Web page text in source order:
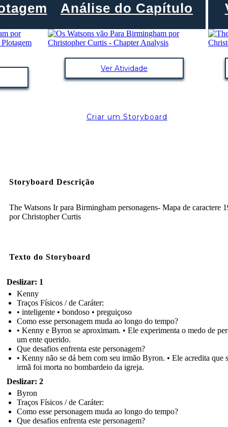
Análise do Capítulo
Ver Atividade
Criar um Storyboard
Storyboard Descrição
The Watsons Ir para Birmingham personagens- Mapa de caractere
por Christopher Curtis
Texto do Storyboard
Deslizar: 1
Kenny
Traços Físicos / de Caráter:
• inteligente • bondoso • preguiçoso
Como esse personagem muda ao longo do tempo?
• Kenny e Byron se aproximam. • Ele experimenta o medo de
um ente querido.
Que desafios enfrenta este personagem?
• Kenny não se dá bem com seu irmão Byron. • Ele acredita que
irmã foi morta no bombardeio da igreja.
Deslizar: 2
Byron
Traços Físicos / de Caráter:
Como esse personagem muda ao longo do tempo?
Que desafios enfrenta este personagem?